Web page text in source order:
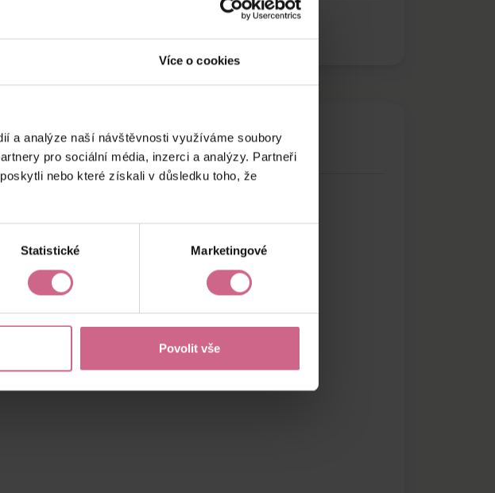
Více o cookies
a analýze naší návštěvnosti využíváme soubory
pro sociální média, inzerci a analýzy. Partneři
nebo které získali v důsledku toho, že
Statistické Marketingové
Povolit vše